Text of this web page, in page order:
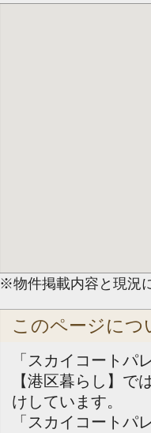
※物件掲載内容と現況
このページにつ
「スカイコートパ
【港区暮らし】で
けしています。
「スカイコートパ